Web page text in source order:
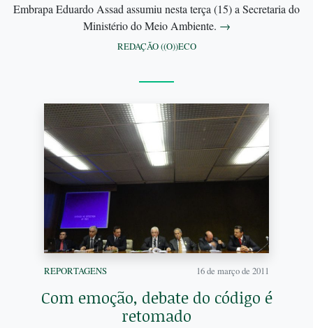
Embrapa Eduardo Assad assumiu nesta terça (15) a Secretaria do
Ministério do Meio Ambiente. →
REDAÇÃO ((O))ECO
REPORTAGENS 16 de março de 2011
Com emoção, debate do código é
retomado